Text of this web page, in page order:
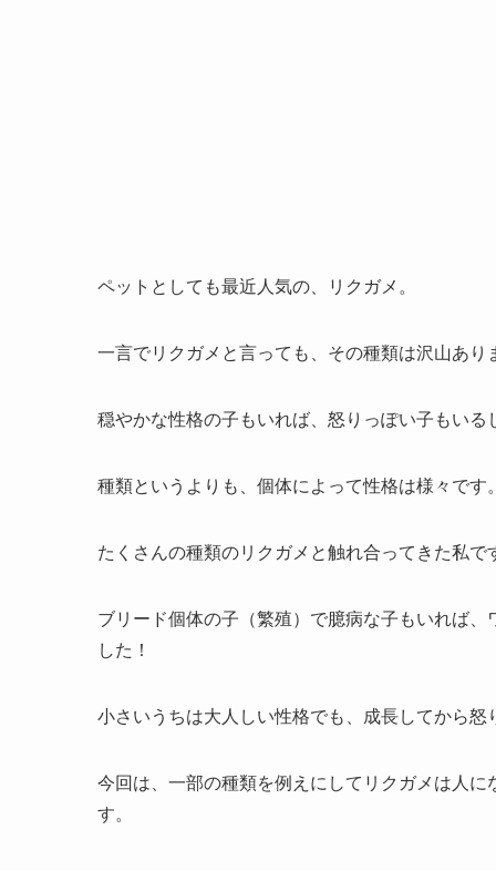
ペットとしても最近人気の、リクガメ。
一言でリクガメと言っても、その種類は沢山あり
穏やかな性格の子もいれば、怒りっぽい子もいる
種類というよりも、個体によって性格は様々です
たくさんの種類のリクガメと触れ合ってきた私
ブリード個体の子（繁殖）で臆病な子もいれば
した！
小さいうちは大人しい性格でも、成長してから
今回は、一部の種類を例えにしてリクガメは人
す。